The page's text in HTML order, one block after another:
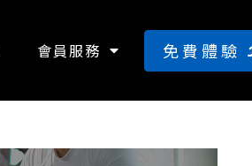
會員服務 免費體驗